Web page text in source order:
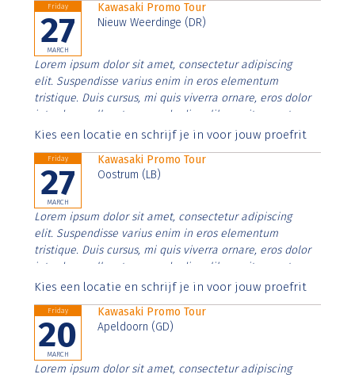
Friday
27
MARCH
Kawasaki Promo Tour
Nieuw Weerdinge (DR)
Lorem ipsum dolor sit amet, consectetur adipiscing
elit. Suspendisse varius enim in eros elementum
tristique. Duis cursus, mi quis viverra ornare, eros dolor
interdum nulla, ut commodo diam libero vitae erat.
Aenean faucibus nibh et justo cursus id rutrum lorem
Kies een locatie en schrijf je in voor jouw proefrit
Friday
27
MARCH
Kawasaki Promo Tour
Oostrum (LB)
Lorem ipsum dolor sit amet, consectetur adipiscing
elit. Suspendisse varius enim in eros elementum
tristique. Duis cursus, mi quis viverra ornare, eros dolor
interdum nulla, ut commodo diam libero vitae erat.
Aenean faucibus nibh et justo cursus id rutrum lorem
Kies een locatie en schrijf je in voor jouw proefrit
Friday
20
MARCH
Kawasaki Promo Tour
Apeldoorn (GD)
Lorem ipsum dolor sit amet, consectetur adipiscing